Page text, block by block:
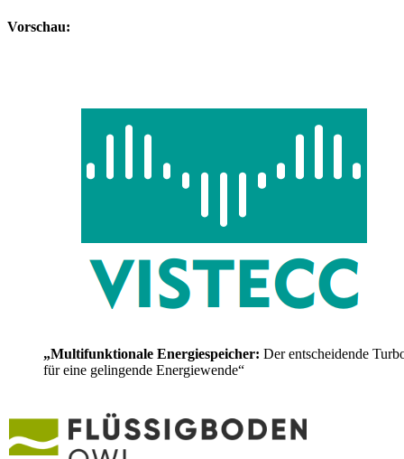
Vorschau:
„Multifunktionale Energiespeicher: Der entscheidende
für eine gelingende Energiewende“